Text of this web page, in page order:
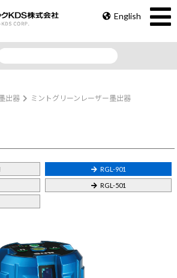
English
出器 ミントグリーンレーザー墨出器
RGL-901
RGL-501